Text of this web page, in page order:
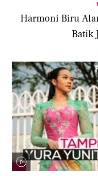
Harmoni Biru
Batik